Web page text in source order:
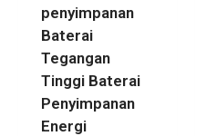
penyimpanan
Baterai
Tegangan
Tinggi Baterai
Penyimpanan
Energi